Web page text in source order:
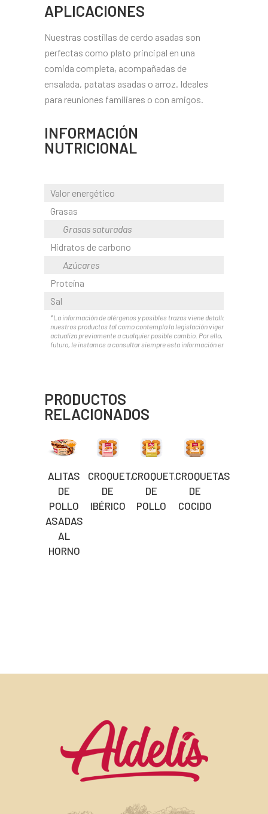
APLICACIONES
Nuestras costillas de cerdo asadas son
perfectas como plato principal en una
comida completa, acompañadas de
ensalada, patatas asadas o arroz. Ideales
para reuniones familiares o con amigos.
INFORMACIÓN
NUTRICIONAL
Valor energético
Grasas
Grasas saturadas
Hidratos de carbono
Azúcares
Proteína
Sal
*La información de alérgenos y posibles trazas viene detallada en el
nuestros productos tal como contempla la legislación vigente. Esta
actualiza previamente a cualquier posible cambio. Por ello, y ante
futuro, le instamos a consultar siempre esta información en el envase.
PRODUCTOS
RELACIONADOS
ALITAS
DE
POLLO
ASADAS
AL
HORNO
CROQUETAS
DE
IBÉRICO
CROQUETAS
DE
POLLO
CROQUETAS
DE
COCIDO